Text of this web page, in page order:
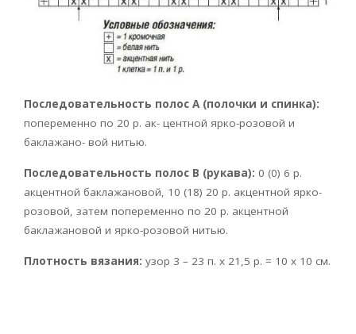
Последовательность полос А (полочки и спинка):
попеременно по 20 р. ак- центной ярко-розовой и
баклажано- вой нитью.
Последовательность полос В (рукава): 0 (0) 6 р.
акцентной баклажановой, 10 (18) 20 р. акцентной ярко-
розовой, затем попеременно по 20 р. акцентной
баклажановой и ярко-розовой нитью.
Плотность вязания: узор 3 – 23 п. х 21,5 р. = 10 х 10 см.